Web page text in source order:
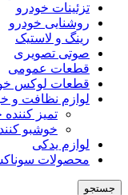
تزئینات خودرو
روشنایی خودرو
رینگ و لاستیک
صوتی تصویری
قطعات عمومی
قطعات لوکس
لوازم نظافت و
تمیز
خوشبو
لوازم یدکی
محصولات
جستجو